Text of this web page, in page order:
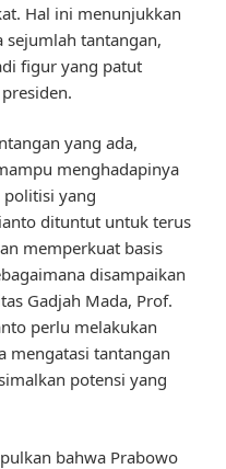
Hal ini menunjukkan
sejumlah tantangan,
figur yang patut
yang ada,
menghadapinya
politisi yang
dituntut untuk terus
memperkuat basis
disampaikan
Gadjah Mada, Prof.
perlu melakukan
mengatasi tantangan
potensi yang
bahwa Prabowo